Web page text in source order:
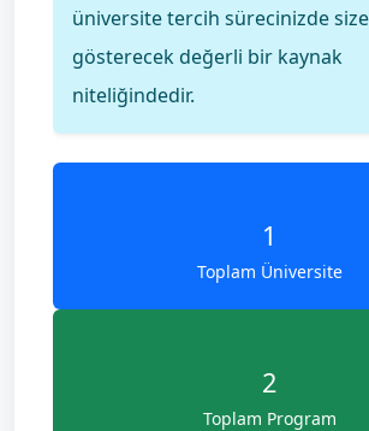
üniversite tercih sürecinizde
gösterecek değerli bir kaynak
niteliğindedir.
1
Toplam Üniversite
2
Toplam Program